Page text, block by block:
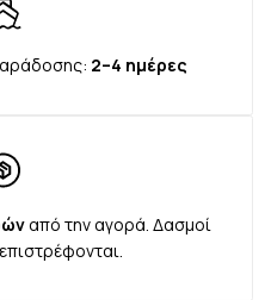
2–4 ημέρες
από την αγορά. Δασμοί